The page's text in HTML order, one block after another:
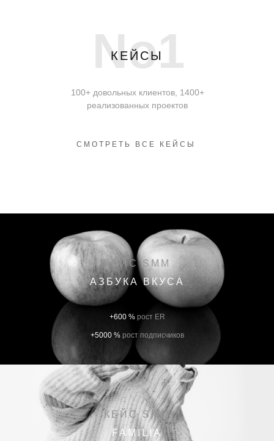
No1
КЕЙСЫ
100+ довольных клиентов, 1400+
реализованных проектов
СМОТРЕТЬ ВСЕ КЕЙСЫ
КЕЙС SMM
АЗБУКА ВКУСА
+600 % рост ER
+5000 % рост подписчиков
КЕЙС SMM
FAMILIA